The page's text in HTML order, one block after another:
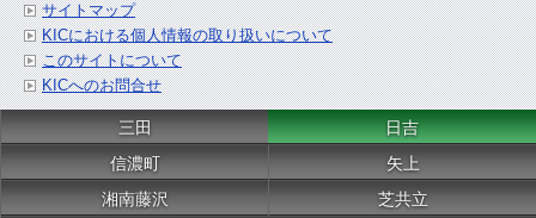
サイトマップ
KICにおける個人情報の取り扱いについて
このサイトについて
KICへのお問合せ
三田
日吉
信濃町
矢上
湘南藤沢
芝共立